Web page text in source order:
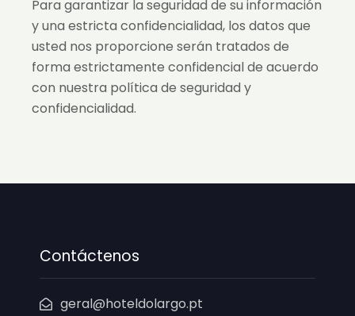
Para garantizar la seguridad de su información
y una estricta confidencialidad, los datos que
usted nos proporcione serán tratados de
forma estrictamente confidencial de acuerdo
con nuestra política de seguridad y
confidencialidad.
Contáctenos
geral@hoteldolargo.pt